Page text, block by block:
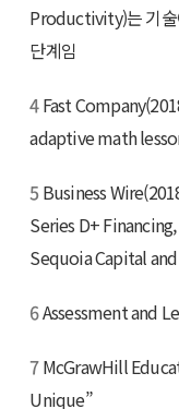
Productivity)는 기술
단계임
4Fast
adaptive math
5Business
Series D+
Sequoia Capital
6Assessment and
7McGrawHill
Unique”